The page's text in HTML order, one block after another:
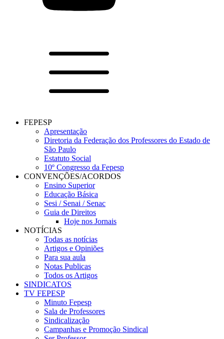
FEPESP
Apresentação
Diretoria da Federação dos Professores do Estado de
São Paulo
Estatuto Social
10º Congresso da Fepesp
CONVENÇÕES/ACORDOS
Ensino Superior
Educação Básica
Sesi / Senai / Senac
Guia de Direitos
Hoje nos Jornais
NOTÍCIAS
Todas as notícias
Artigos e Opiniões
Para sua aula
Notas Publicas
Todos os Artigos
SINDICATOS
TV FEPESP
Minuto Fepesp
Sala de Professores
Sindicalização
Campanhas e Promoção Sindical